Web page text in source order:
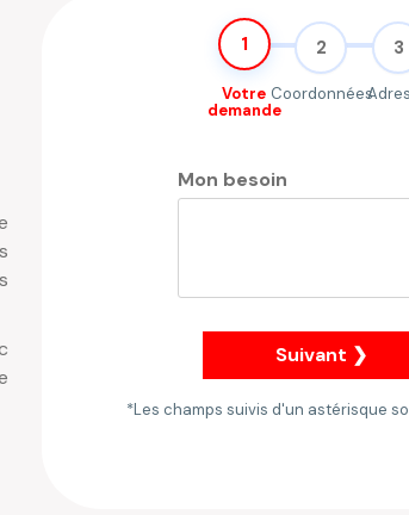
1
Votre
demande
2
Coordonnées
3
Mon besoin
Suivant ❯
*Les champs suivis d'un astérisque